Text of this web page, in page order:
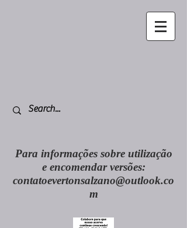
Para informações sobre utilização
e encomendar versões:
contatoevertonsalzano@outlook.co
m